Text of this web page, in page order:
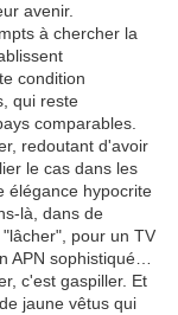
avenir.
à chercher la
condition
qui reste
comparables.
redoutant d'avoir
le cas dans les
élégance hypocrite
là, dans de
pour un TV
APN sophistiqué…
c'est gaspiller. Et
jaune vêtus qui